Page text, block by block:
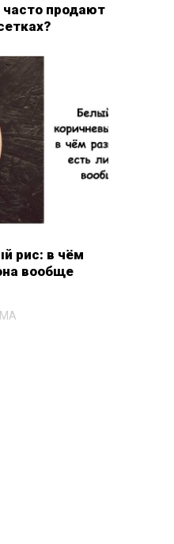
продают
рис: в чём
вообще